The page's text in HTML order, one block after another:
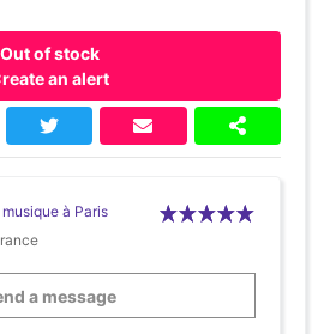
Out of stock
an alert
à Paris
a message